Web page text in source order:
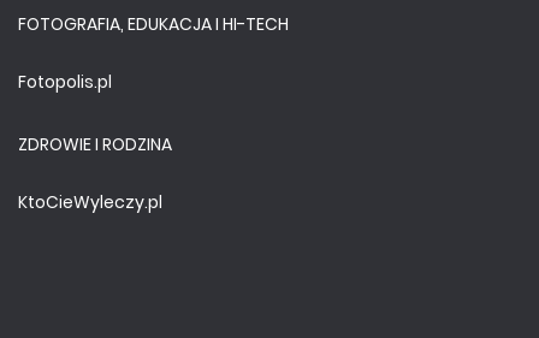
FOTOGRAFIA, EDUKACJA I HI-TECH
Fotopolis.pl
ZDROWIE I RODZINA
KtoCieWyleczy.pl